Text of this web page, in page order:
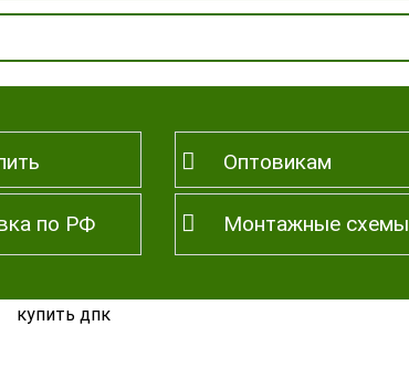
по РФ
Оптовикам
Монтажные схемы